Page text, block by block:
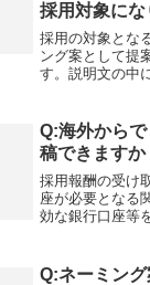
採用対象に
採用の対象とな
ング案として提
す。説明文の中
同一／類似の判
ん。 そして、
Q:海外から
稿できますか
採用報酬の受け
座が必要となる
効な銀行口座等
ります。ご注意
Q:ネーミン